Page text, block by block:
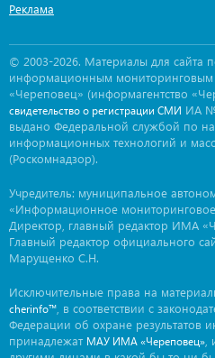
Реклама
© 2003-2026. Материалы для сайта
информационным мониторинговым
«Череповец» (информагентство
свидетельство о регистрации СМИ ИА №
выдано Федеральной службой по
информационных технологий и
(Роскомнадзор).
Учредитель: муниципальное
«Информационное мониторинговое
Директор, главный редактор ИМА
Главный редактор официального
Марущенко С.Н.
Исключительные права на
cherinfo™ , в соответствии с
Федерации об охране результатов
принадлежат МАУ ИМА «Череповец»